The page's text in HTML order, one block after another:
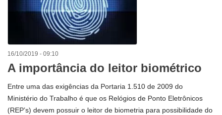
16/10/2019 - 09:10
A importância do leitor biométrico
para os relógios de ponto
Entre uma das exigências da Portaria 1.510 de 2009 do
Ministério do Trabalho é que os Relógios de Ponto Eletrônicos
(REP’s) devem possuir o leitor de biometria para possibilidade do